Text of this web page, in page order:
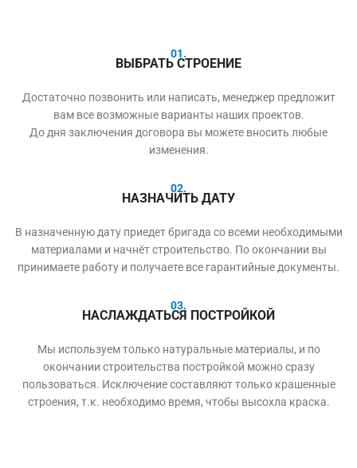
01.
ВЫБРАТЬ СТРОЕНИЕ
Достаточно позвонить или написать, менеджер предложит
вам все возможные варианты наших проектов.
До дня заключения договора вы можете вносить любые
изменения.
02.
НАЗНАЧИТЬ ДАТУ
В назначенную дату приедет бригада со всеми необходимыми
материалами и начнёт строительство. По окончании вы
принимаете работу и получаете все гарантийные документы.
03.
НАСЛАЖДАТЬСЯ ПОСТРОЙКОЙ
Мы используем только натуральные материалы, и по
окончании строительства постройкой можно сразу
пользоваться. Исключение составляют только крашенные
строения, т.к. необходимо время, чтобы высохла краска.